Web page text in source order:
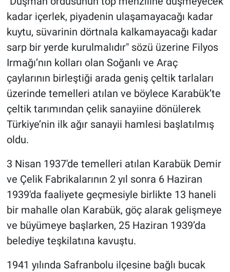
kadar içerlek, piyadenin ulaşamayacağı kadar
kuytu, süvarinin dörtnala kalkamayacağı kadar
sarp bir yerde kurulmalıdır" sözü üzerine Filyos
Irmağı’nın kolları olan Soğanlı ve Araç
çaylarının birleştiği arada geniş çeltik tarlaları
üzerinde temelleri atılan ve böylece Karabük’te
çeltik tarımından çelik sanayiine dönülerek
Türkiye’nin ilk ağır sanayii hamlesi başlatılmış
oldu.
3 Nisan 1937'de temelleri atılan Karabük Demir
ve Çelik Fabrikalarının 2 yıl sonra 6 Haziran
1939'da faaliyete geçmesiyle birlikte 13 haneli
bir mahalle olan Karabük, göç alarak gelişmeye
ve büyümeye başlarken, 25 Haziran 1939’da
belediye teşkilatına kavuştu.
1941 yılında Safranbolu ilçesine bağlı bucak